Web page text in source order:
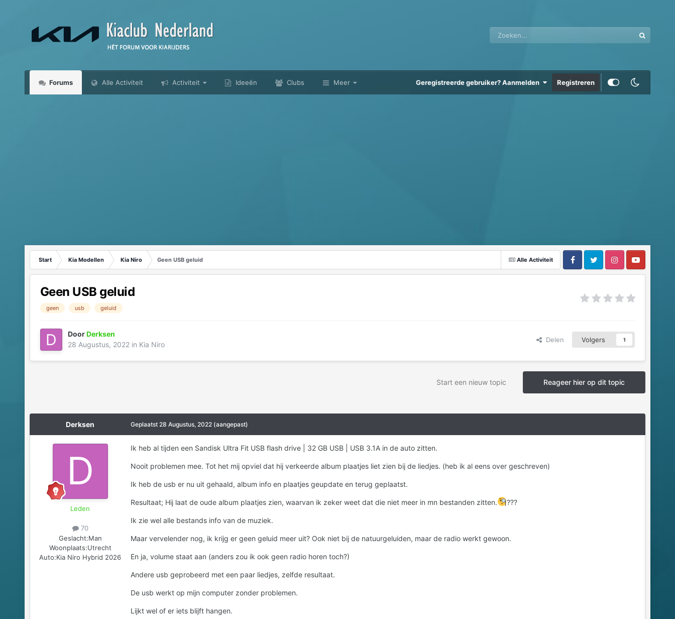
Forums Alle Activiteit Activiteit Ideeën Clubs Meer Geregistreerde gebruiker? Aanmelden Registreren
Alle Activiteit
Start Kia Modellen Kia Niro Geen USB geluid
Geen USB geluid
geen usb geluid
DoorDerksen
28 Augustus, 2022in Kia Niro
Delen Volgers 1
Reageer hier op dit topic
Start een nieuw topic
Derksen
Leden
70
Geslacht:Man
Woonplaats:Utrecht
Auto:Kia Niro Hybrid 2026
Geplaatst 28 Augustus, 2022 (aangepast)
Ik heb al tijden een Sandisk Ultra Fit USB flash drive | 32 GB USB | USB 3.1A in de auto zitten.
Nooit problemen mee. Tot het mij opviel dat hij verkeerde album plaatjes liet zien bij de liedjes. (heb ik al eens over geschreven)
Ik heb de usb er nu uit gehaald, album info en plaatjes geupdate en terug geplaatst.
Resultaat; Hij laat de oude album plaatjes zien, waarvan ik zeker weet dat die niet meer in mn bestanden zitten. ???
Ik zie wel alle bestands info van de muziek.
Maar vervelender nog, ik krijg er geen geluid meer uit? Ook niet bij de natuurgeluiden, maar de radio werkt gewoon.
En ja, volume staat aan (anders zou ik ook geen radio horen toch?)
Andere usb geprobeerd met een paar liedjes, zelfde resultaat.
De usb werkt op mijn computer zonder problemen.
Lijkt wel of er iets blijft hangen.